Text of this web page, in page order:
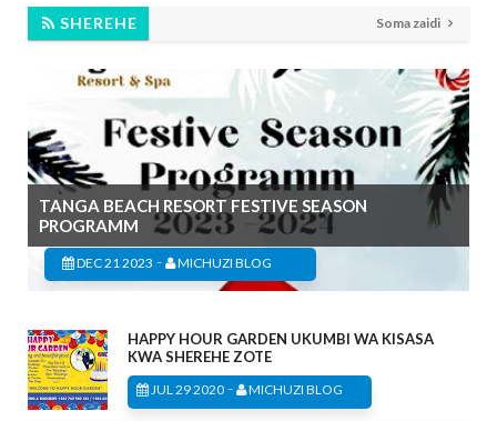
SHEREHE Soma zaidi
TANGA BEACH RESORT FESTIVE SEASON
PROGRAMM
DEC 21 2023 - MICHUZI BLOG
HAPPY HOUR GARDEN UKUMBI WA KISASA
KWA SHEREHE ZOTE
JUL 29 2020 - MICHUZI BLOG